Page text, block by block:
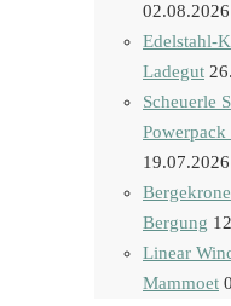
02.08.2026
Edelstahl-
Ladegut
Scheuerle
Powerpack
19.07.2026
Bergung
Linear
Mammoet